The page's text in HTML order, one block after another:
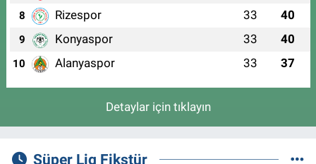
8 Rizespor 33 40
9 Konyaspor 33 40
10 Alanyaspor 33 37
Detaylar için tıklayın
Süper Lig Fikstür